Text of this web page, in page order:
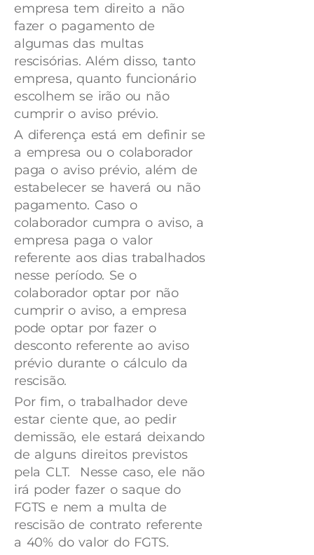
empresa tem direito a não
fazer o pagamento de
algumas das multas
rescisórias. Além disso, tanto
empresa, quanto funcionário
escolhem se irão ou não
cumprir o aviso prévio.
A diferença está em definir se
a empresa ou o colaborador
paga o aviso prévio, além de
estabelecer se haverá ou não
pagamento. Caso o
colaborador cumpra o aviso, a
empresa paga o valor
referente aos dias trabalhados
nesse período. Se o
colaborador optar por não
cumprir o aviso, a empresa
pode optar por fazer o
desconto referente ao aviso
prévio durante o cálculo da
rescisão.
Por fim, o trabalhador deve
estar ciente que, ao pedir
demissão, ele estará deixando
de alguns direitos previstos
pela CLT. Nesse caso, ele não
irá poder fazer o saque do
FGTS e nem a multa de
rescisão de contrato referente
a 40% do valor do FGTS.